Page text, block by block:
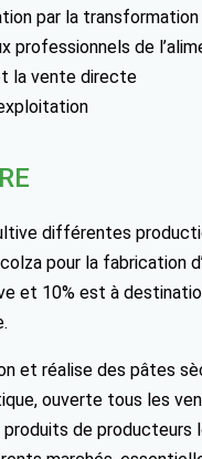
par la
professionnels de
la vente directe
différentes
pour la fabrication
et 10% est à
et réalise des pâtes
ouverte tous les
de producteurs